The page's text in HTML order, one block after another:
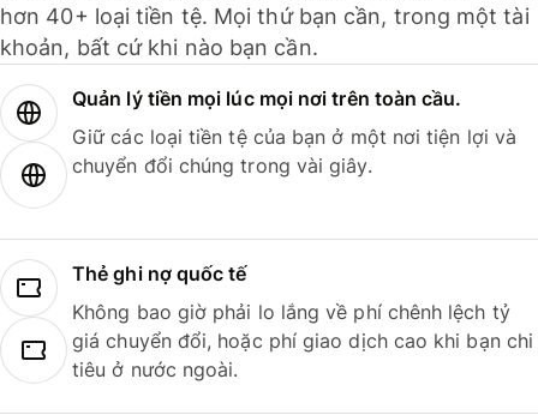
hơn 40+ loại tiền tệ. Mọi thứ bạn cần, trong một tài
khoản, bất cứ khi nào bạn cần.
Quản lý tiền mọi lúc mọi nơi trên toàn cầu.
Giữ các loại tiền tệ của bạn ở một nơi tiện lợi và
chuyển đổi chúng trong vài giây.
Thẻ ghi nợ quốc tế
Không bao giờ phải lo lắng về phí chênh lệch tỷ
giá chuyển đổi, hoặc phí giao dịch cao khi bạn chi
tiêu ở nước ngoài.